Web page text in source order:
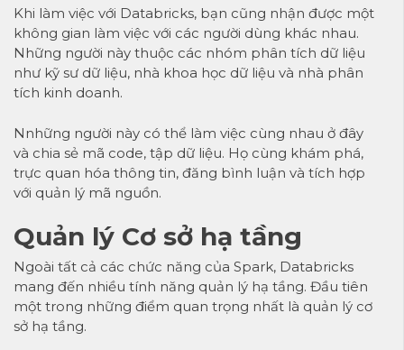
Khi làm việc với Databricks, bạn cũng nhận được một
không gian làm việc với các người dùng khác nhau.
Những người này thuộc các nhóm phân tích dữ liệu
như kỹ sư dữ liệu, nhà khoa học dữ liệu và nhà phân
tích kinh doanh.
Nnhững người này có thể làm việc cùng nhau ở đây
và chia sẻ mã code, tập dữ liệu. Họ cùng khám phá,
trực quan hóa thông tin, đăng bình luận và tích hợp
với quản lý mã nguồn.
Quản lý Cơ sở hạ tầng
Ngoài tất cả các chức năng của Spark, Databricks
mang đến nhiều tính năng quản lý hạ tầng. Đầu tiên
một trong những điểm quan trọng nhất là quản lý cơ
sở hạ tầng.